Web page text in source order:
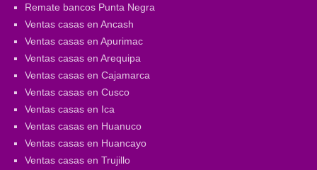
Remate bancos Punta Negra
Ventas casas en Ancash
Ventas casas en Apurimac
Ventas casas en Arequipa
Ventas casas en Cajamarca
Ventas casas en Cusco
Ventas casas en Ica
Ventas casas en Huanuco
Ventas casas en Huancayo
Ventas casas en Trujillo